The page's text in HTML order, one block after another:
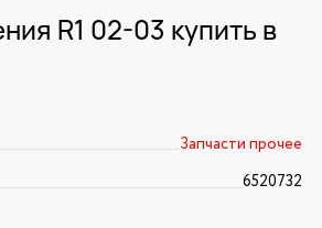
R1 02-03 купить в
Запчасти прочее
6520732